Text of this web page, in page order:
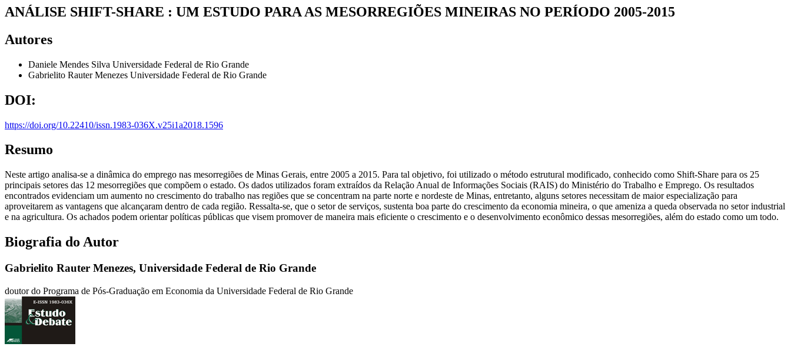
ANÁLISE SHIFT-SHARE : UM ESTUDO PARA AS MESORREGIÕES MINEIRAS NO PERÍODO 2005-2015
Autores
Daniele Mendes Silva Universidade Federal de Rio Grande
Gabrielito Rauter Menezes Universidade Federal de Rio Grande
DOI:
https://doi.org/10.22410/issn.1983-036X.v25i1a2018.1596
Resumo
Neste artigo analisa-se a dinâmica do emprego nas mesorregiões de Minas Gerais, entre 2005 a 2015. Para tal objetivo, foi utilizado o método estrutural modificado, conhecido como Shift-Share para os 25
principais setores das 12 mesorregiões que compõem o estado. Os dados utilizados foram extraídos da Relação Anual de Informações Sociais (RAIS) do Ministério do Trabalho e Emprego. Os resultados
encontrados evidenciam um aumento no crescimento do trabalho nas regiões que se concentram na parte norte e nordeste de Minas, entretanto, alguns setores necessitam de maior especialização para
aproveitarem as vantagens que alcançaram dentro de cada região. Ressalta-se, que o setor de serviços, sustenta boa parte do crescimento da economia mineira, o que ameniza a queda observada no setor industrial
e na agricultura. Os achados podem orientar políticas públicas que visem promover de maneira mais eficiente o crescimento e o desenvolvimento econômico dessas mesorregiões, além do estado como um todo.
Biografia do Autor
Gabrielito Rauter Menezes, Universidade Federal de Rio Grande
doutor do Programa de Pós-Graduação em Economia da Universidade Federal de Rio Grande